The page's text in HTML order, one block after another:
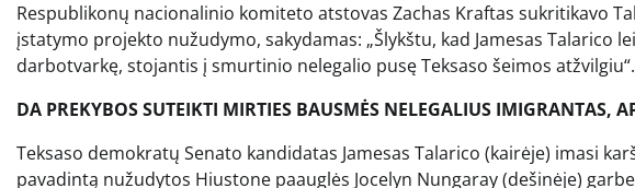
Respublikonų nacionalinio komiteto atstovas Zachas Kraftas sukritikavo
įstatymo projekto nužudymo, sakydamas: „Šlykštu, kad Jamesas Talarico
darbotvarkę, stojantis į smurtinio nelegalio pusę Teksaso šeimos atžvilgiu“.
DA PREKYBOS SUTEIKTI MIRTIES BAUSMĖS NELEGALIUS
Teksaso demokratų Senato kandidatas Jamesas Talarico (kairėje) imasi
pavadintą nužudytos Hiustone paauglės Jocelyn Nungaray (dešinėje)